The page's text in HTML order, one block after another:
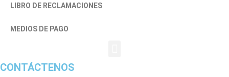
LIBRO DE RECLAMACIONES
MEDIOS DE PAGO
CONTÁCTENOS